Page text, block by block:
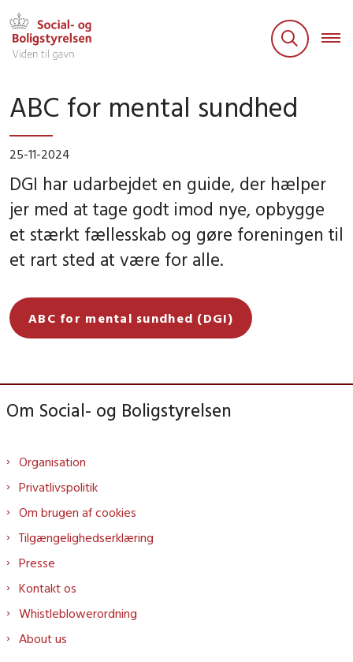
ABC for mental sundhed
25-11-2024
DGI har udarbejdet en guide, der hælper
jer med at tage godt imod nye, opbygge
et stærkt fællesskab og gøre foreningen til
et rart sted at være for alle.
ABC for mental sundhed (DGI)
Om Social- og Boligstyrelsen
Organisation
Privatlivspolitik
Om brugen af cookies
Tilgængelighedserklæring
Presse
Kontakt os
Whistleblowerordning
About us